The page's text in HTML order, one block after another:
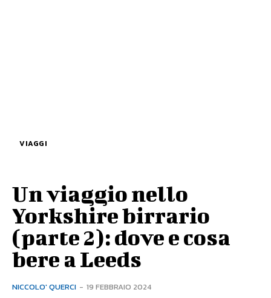
VIAGGI
Un viaggio nello
Yorkshire birrario
(parte 2): dove e cosa
bere a Leeds
NICCOLO' QUERCI - 19 FEBBRAIO 2024